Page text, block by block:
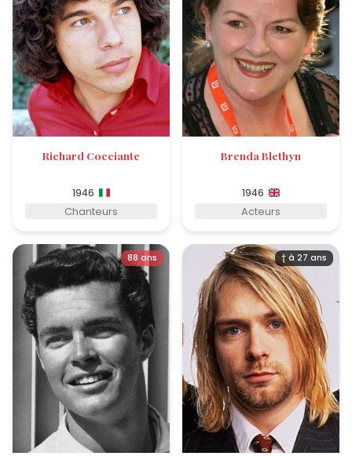
Richard Cocciante
1946
Chanteurs
Brenda Blethyn
1946
Acteurs
88 ans † à 27 ans